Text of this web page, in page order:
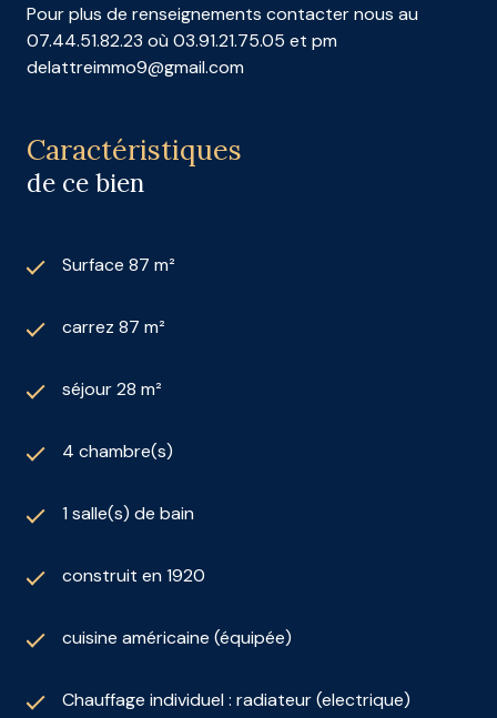
Pour plus de renseignements contacter nous au
07.44.51.82.23 où 03.91.21.75.05 et pm
delattreimmo9@gmail.com
Caractéristiques
de ce bien
Surface 87 m²
carrez 87 m²
séjour 28 m²
4 chambre(s)
1 salle(s) de bain
construit en 1920
cuisine américaine (équipée)
Chauffage individuel : radiateur (electrique)